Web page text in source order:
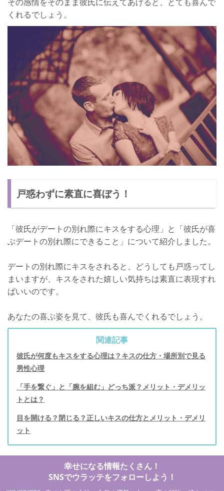
その感情をそのまま彼氏に伝えてあげると、とても喜んで
くれるでしょう。
戸惑わずに素直に喜ぼう！
「彼氏がデートの別れ際にキスをする心理」と「彼氏が喜
ぶデートの別れ際にできること」について紹介しました。
デートの別れ際にキスをされると、どうしても戸惑ってし
まいますが、キスをされた嬉しい気持ちは素直に表現すれ
ばいいのです。
あなたの喜ぶ姿を見て、彼氏も喜んでくれるでしょう。
関連記事
彼氏が何度もキスをする心理は？キスの仕方・場所別で見る
男性心理
「手を繋ぐ」と「腕を組む」どっち派？メリット・デメリッ
トとは？
目を開ける？閉じる？正しいキスの仕方とメリット・デメリ
ット
幸せになる情報たくさん！
SNSでウラッテをフォローしよう！